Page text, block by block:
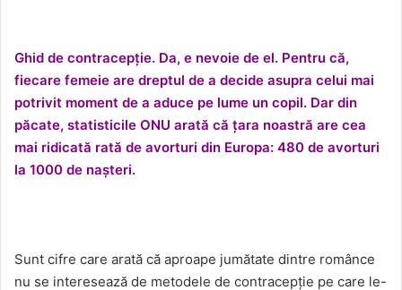
Ghid de contracepție. Da, e nevoie de el. Pentru că,
fiecare femeie are dreptul de a decide asupra celui mai
potrivit moment de a aduce pe lume un copil. Dar din
păcate, statisticile ONU arată că țara noastră are cea
mai ridicată rată de avorturi din Europa: 480 de avorturi
la 1000 de nașteri.
Sunt cifre care arată că aproape jumătate dintre românce
nu se interesează de metodele de contracepție pe care le-